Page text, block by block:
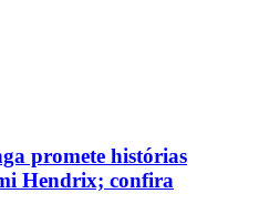
promete histórias
Hendrix; confira